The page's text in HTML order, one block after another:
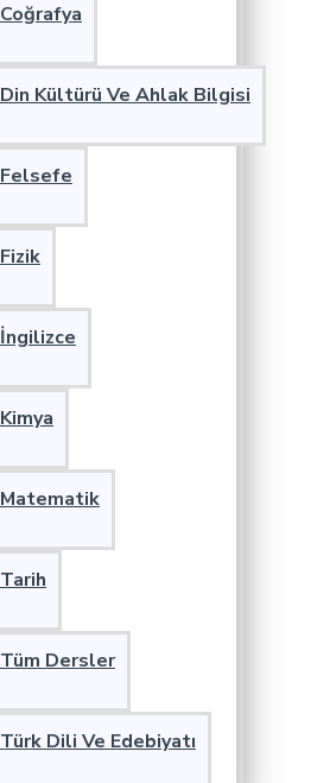
Coğrafya
Din Kültürü Ve Ahlak Bilgisi
Felsefe
Fizik
İngilizce
Kimya
Matematik
Tarih
Tüm Dersler
Türk Dili Ve Edebiyatı